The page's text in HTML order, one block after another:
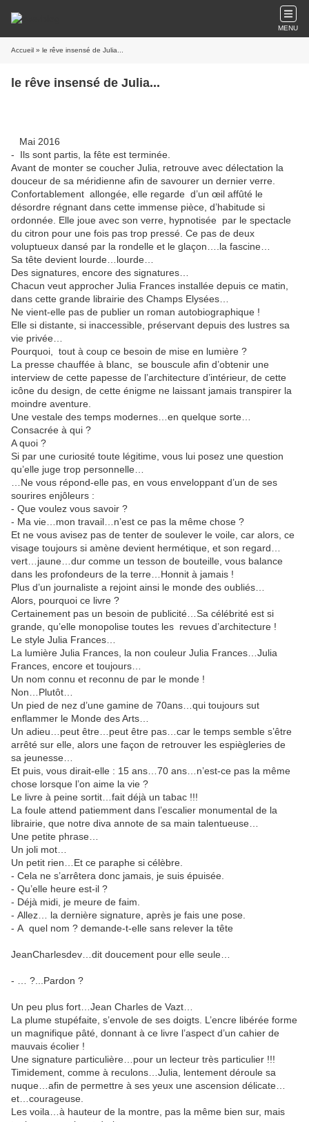
MENU
Accueil » le rêve insensé de Julia...
le rêve insensé de Julia...
Mai 2016
- Ils sont partis, la fête est terminée.
Avant de monter se coucher Julia, retrouve avec délectation la
douceur de sa méridienne afin de savourer un dernier verre.
Confortablement allongée, elle regarde d’un œil affûté le
désordre régnant dans cette immense pièce, d’habitude si
ordonnée. Elle joue avec son verre, hypnotisée par le spectacle
du citron pour une fois pas trop pressé. Ce pas de deux
voluptueux dansé par la rondelle et le glaçon….la fascine…
Sa tête devient lourde…lourde…
Des signatures, encore des signatures…
Chacun veut approcher Julia Frances installée depuis ce matin,
dans cette grande librairie des Champs Elysées…
Ne vient-elle pas de publier un roman autobiographique !
Elle si distante, si inaccessible, préservant depuis des lustres sa
vie privée…
Pourquoi, tout à coup ce besoin de mise en lumière ?
La presse chauffée à blanc, se bouscule afin d’obtenir une
interview de cette papesse de l’architecture d’intérieur, de cette
icône du design, de cette énigme ne laissant jamais transpirer la
moindre aventure.
Une vestale des temps modernes…en quelque sorte…
Consacrée à qui ?
A quoi ?
Si par une curiosité toute légitime, vous lui posez une question
qu’elle juge trop personnelle…
…Ne vous répond-elle pas, en vous enveloppant d’un de ses
sourires enjôleurs :
- Que voulez vous savoir ?
- Ma vie…mon travail…n’est ce pas la même chose ?
Et ne vous avisez pas de tenter de soulever le voile, car alors, ce
visage toujours si amène devient hermétique, et son regard…
vert…jaune…dur comme un tesson de bouteille, vous balance
dans les profondeurs de la terre…Honnit à jamais !
Plus d’un journaliste a rejoint ainsi le monde des oubliés…
Alors, pourquoi ce livre ?
Certainement pas un besoin de publicité…Sa célébrité est si
grande, qu’elle monopolise toutes les revues d’architecture !
Le style Julia Frances…
La lumière Julia Frances, la non couleur Julia Frances…Julia
Frances, encore et toujours…
Un nom connu et reconnu de par le monde !
Non…Plutôt…
Un pied de nez d’une gamine de 70ans…qui toujours sut
enflammer le Monde des Arts…
Un adieu…peut être…peut être pas…car le temps semble s’être
arrêté sur elle, alors une façon de retrouver les espiègleries de
sa jeunesse…
Et puis, vous dirait-elle : 15 ans…70 ans…n’est-ce pas la même
chose lorsque l’on aime la vie ?
Le livre à peine sortit…fait déjà un tabac !!!
La foule attend patiemment dans l’escalier monumental de la
librairie, que notre diva annote de sa main talentueuse…
Une petite phrase…
Un joli mot…
Un petit rien…Et ce paraphe si célèbre.
- Cela ne s’arrêtera donc jamais, je suis épuisée.
- Qu’elle heure est-il ?
- Déjà midi, je meure de faim.
- Allez… la dernière signature, après je fais une pose.
- A quel nom ? demande-t-elle sans relever la tête
JeanCharlesdev…dit doucement pour elle seule…
- … ?...Pardon ?
Un peu plus fort…Jean Charles de Vazt…
La plume stupéfaite, s’envole de ses doigts. L’encre libérée forme
un magnifique pâté, donnant à ce livre l’aspect d’un cahier de
mauvais écolier !
Une signature particulière…pour un lecteur très particulier !!!
Timidement, comme à reculons…Julia, lentement déroule sa
nuque…afin de permettre à ses yeux une ascension délicate…
et…courageuse.
Les voila…à hauteur de la montre, pas la même bien sur, mais